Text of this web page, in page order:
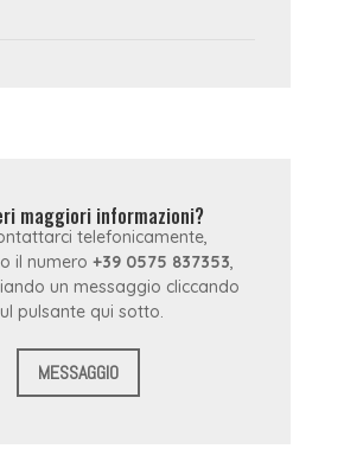
maggiori informazioni?
telefonicamente,
il numero+39 0575 837353,
un messaggio cliccando
pulsante qui sotto.
MESSAGGIO